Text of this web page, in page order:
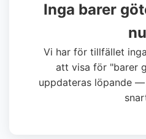
Inga barer
nu
Vi har för tillfället
att visa för "barer
uppdateras löpande